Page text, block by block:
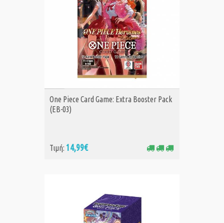
ΑΓΟΡΑ
One Piece Card Game: Extra Booster Pack
(EB-03)
Τιμή: 14,99€